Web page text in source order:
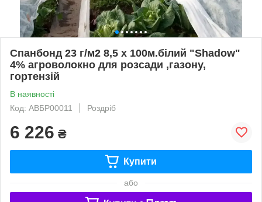
Спанбонд 23 г/м2 8,5 х 100м.білий "Shadow"
4% агроволокно для розсади ,газону,
гортензій
В наявності
Код: АВБР00011
Роздріб
6 226 ₴
Купити
або